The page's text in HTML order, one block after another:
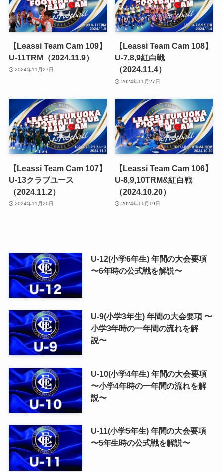
【Leassi Team Cam 109】
U-11TRM（2024.11.9）
2024年11月27日
【Leassi Team Cam 108】
U-7,8,9紅白戦
（2024.11.4）
2024年11月27日
【Leassi Team Cam 107】
U-13クラブユース
（2024.11.2）
2024年11月20日
【Leassi Team Cam 106】
U-8,9,10TRM&紅白戦
（2024.10.20）
2024年11月19日
U-12(小学6年生) 年間の大会要項
〜6年時の公式戦を解説〜
U-9(小学3年生) 年間の大会要項 〜
小学3年時の一年間の流れを解
説〜
U-10(小学4年生) 年間の大会要項
〜小学4年時の一年間の流れを解
説〜
U-11(小学5年生) 年間の大会要項
〜5年生時の公式戦を解説〜